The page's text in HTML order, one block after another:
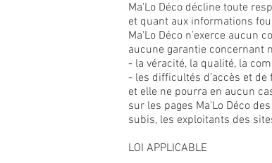
Ma'Lo Déco décline toute
et quant aux informations
Ma'Lo Déco n’exerce aucun
aucune garantie concernant
- la véracité, la qualité, la
- les difficultés d’accès et
et elle ne pourra en aucun
sur les pages Ma'Lo Déco
subis, les exploitants des
LOI APPLICABLE